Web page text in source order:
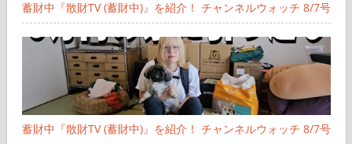
蓄財中『散財TV (蓄財中)』を紹介！ チャンネルウォッチ 8/7号